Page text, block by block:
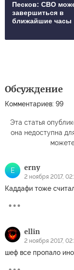
Песков: СВО
завершиться в
ближайшие часы
Обсуждение
Комментариев: 99
Эта статья
она недоступна
E erny
2 ноября 2017,
Каддафи тоже
ellin
2 ноября 2017,
шеф все пропало